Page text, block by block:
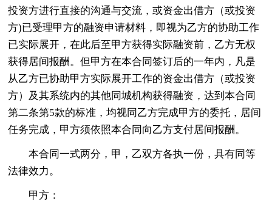
投资方进行直接的沟通与交流，或资金出借方（或投资
方)已受理甲方的融资申请材料，即视为乙方的协助工作
已实际展开，在此后至甲方获得实际融资前，乙方无权
获得居间报酬。但甲方在本合同签订后的一年内，凡是
从乙方已协助甲方实际展开工作的资金出借方（或投资
方）及其系统内的其他同城机构获得融资，达到本合同
第二条第5款的标准，均视同乙方完成甲方的委托，居间
任务完成，甲方须依照本合同向乙方支付居间报酬。
本合同一式两分，甲，乙双方各执一份，具有同等
法律效力。
甲方：